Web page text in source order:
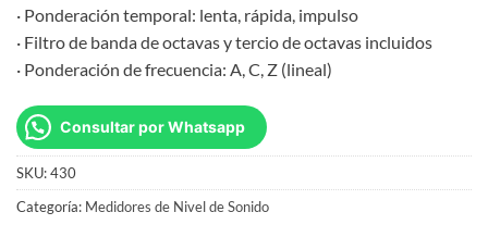
· Ponderación temporal: lenta, rápida, impulso
· Filtro de banda de octavas y tercio de octavas incluidos
· Ponderación de frecuencia: A, C, Z (lineal)
Consultar por Whatsapp
SKU:430
Categoría: Medidores de Nivel de Sonido